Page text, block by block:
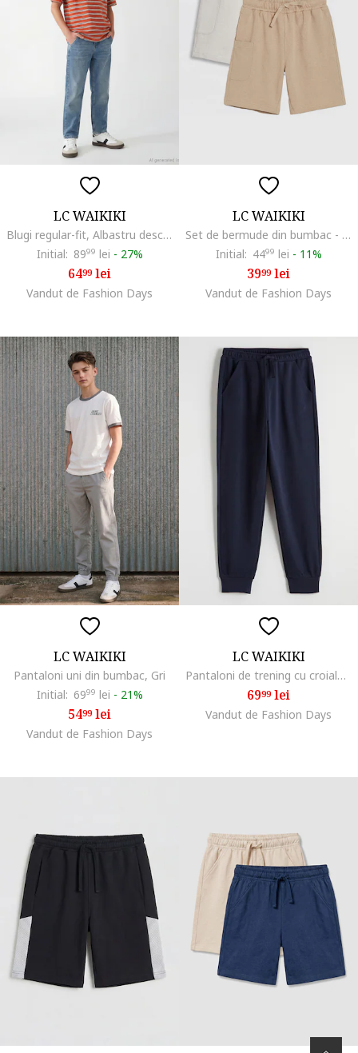
LC WAIKIKI
Blugi regular-fit, Albastru deschis
Initial: 8999 lei - 27%
6499lei
Vandut de Fashion Days
LC WAIKIKI
Set de bermude din bumbac - 2 piese, Bej inchis/Bej deschis
Initial: 4499 lei - 11%
3999lei
Vandut de Fashion Days
LC WAIKIKI
Pantaloni uni din bumbac, Gri
Initial: 6999 lei - 21%
5499lei
Vandut de Fashion Days
LC WAIKIKI
Pantaloni de trening cu croiala regular-fit si model uni, Albastru ultramarin
6999lei
Vandut de Fashion Days